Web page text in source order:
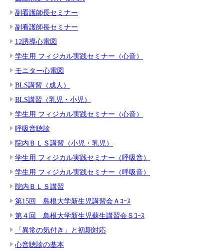
副看護師長セミナー
副看護師長セミナー
12誘導心電図
学生用 フィジカル実践セミナー（心音）
モニター心電図
BLS講習（成人）
BLS講習（乳児・小児）
学生用 フィジカル実践セミナー（心音）
呼吸音聴診
院内ＢＬＳ講習（小児・乳児）
学生用 フィジカル実践セミナー（呼吸音）
学生用 フィジカル実践セミナー（呼吸音）
院内ＢＬＳ講習
第15回 島根大学新生児講習会Ａｺｰｽ
第４回 島根大学新生児蘇生講習会Ｓｺｰｽ
「異常の気付き」と初期対応
心音聴診の基本